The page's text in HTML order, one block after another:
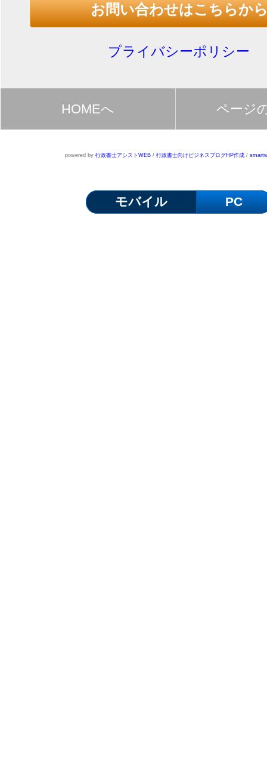
お問い合わせはこちらか
プライバシーポリシー
HOMEへ ページ
powered by 行政書士アシストWEB/ 行政書士向けビジネスブログHP作成/
モバイル PC